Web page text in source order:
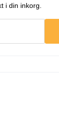
i din inkorg.